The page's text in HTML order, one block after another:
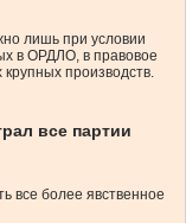
лишь при условии
в ОРДЛО, в правовое
производств.
все партии
все более явственное